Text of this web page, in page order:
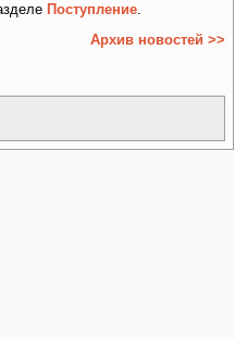
Поступление.
Архив новостей >>